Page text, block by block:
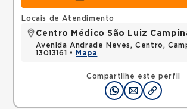
Compartilhe este perfil
Locais de Atendimento
Centro Médico São Luiz
Avenida Andrade Neves, Centro,
13013161 •
Mapa